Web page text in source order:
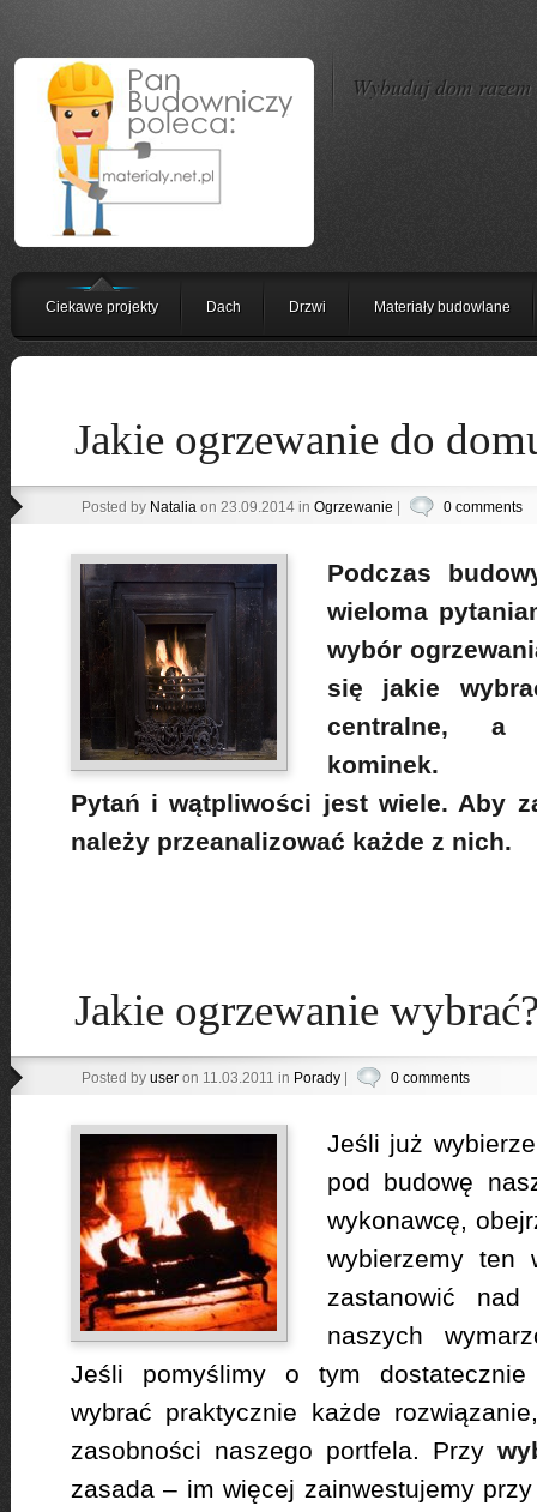
Wybuduj dom
Ciekawe projekty Dach Drzwi Materiały budowlane
Jakie ogrzewanie do
Posted by Nataliaon 23.09.2014 in Ogrzewanie 0 comments
Podczas
wieloma
wybór
się jakie
centralne, a
kominek.
Pytań i wątpliwości jest wiele. Aby
należy przeanalizować każde z nich.
Jakie ogrzewanie
Posted by useron 11.03.2011 in Porady| 0 comments
Jeśli już
pod budowę
wykonawcę,
wybierzemy ten
zastanowić nad
naszych
Jeśli pomyślimy o tym
wybrać praktycznie każde
zasobności naszego portfela. Przy
zasada – im więcej zainwestujemy